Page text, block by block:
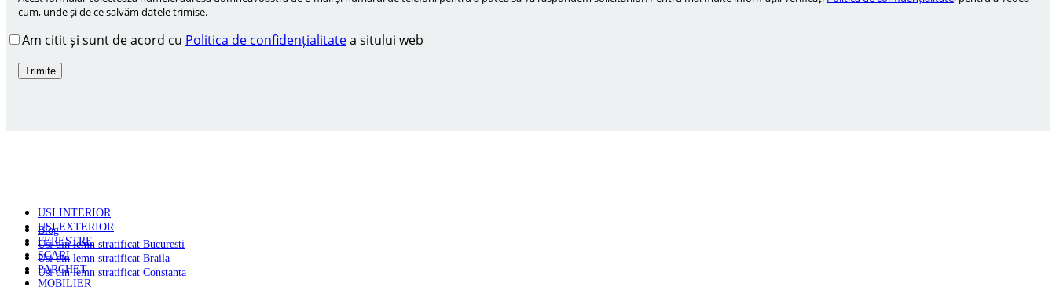
cum, unde și de ce salvăm datele trimise.
Am citit și sunt de acord cu Politica de confidențialitatea sitului web
Blog
Usi din lemn stratificat Bucuresti
Usi din lemn stratificat Braila
Usi din lemn stratificat Constanta
USI INTERIOR
USI EXTERIOR
FERESTRE
SCARI
PARCHET
MOBILIER